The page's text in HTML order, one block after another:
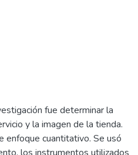
fue determinar la
y la imagen de la tienda.
enfoque cuantitativo. Se usó